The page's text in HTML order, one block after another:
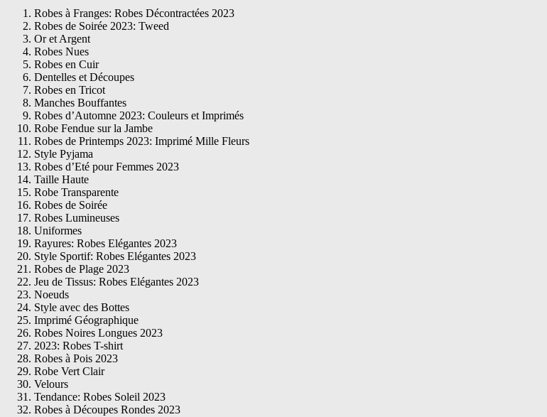
Robes à Franges: Robes Décontractées 2023
Robes de Soirée 2023: Tweed
Or et Argent
Robes Nues
Robes en Cuir
Dentelles et Découpes
Robes en Tricot
Manches Bouffantes
Robes d’Automne 2023: Couleurs et Imprimés
Robe Fendue sur la Jambe
Robes de Printemps 2023: Imprimé Mille Fleurs
Style Pyjama
Robes d’Eté pour Femmes 2023
Taille Haute
Robe Transparente
Robes de Soirée
Robes Lumineuses
Uniformes
Rayures: Robes Elégantes 2023
Style Sportif: Robes Elégantes 2023
Robes de Plage 2023
Jeu de Tissus: Robes Elégantes 2023
Noeuds
Style avec des Bottes
Imprimé Géographique
Robes Noires Longues 2023
2023: Robes T-shirt
Robes à Pois 2023
Robe Vert Clair
Velours
Tendance: Robes Soleil 2023
Robes à Découpes Rondes 2023